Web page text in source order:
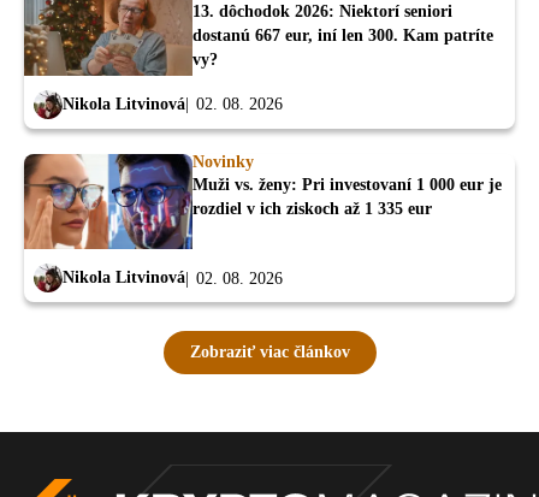
13. dôchodok 2026: Niektorí seniori
dostanú 667 eur, iní len 300. Kam patríte
vy?
Nikola Litvinová 02. 08. 2026
Novinky
Muži vs. ženy: Pri investovaní 1 000 eur je
rozdiel v ich ziskoch až 1 335 eur
Nikola Litvinová 02. 08. 2026
Zobraziť viac článkov